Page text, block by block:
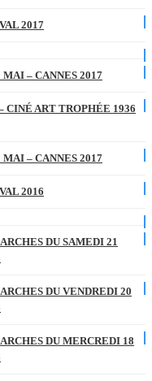
2017
MAI – CANNES 2017
CINÉ ART TROPHÉE 1936
MAI – CANNES 2017
2016
DU SAMEDI 21
DU VENDREDI 20
DU MERCREDI 18